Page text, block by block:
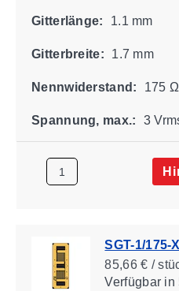
Gitterlänge: 1.1 mm
Gitterbreite: 1.7 mm
Nennwiderstand: 175 Ω
Spannung, max.: 3
SGT-1/175-
85,66 € /
Verfügbarin